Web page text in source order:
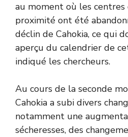
au moment où les centres
proximité ont été
déclin de Cahokia, ce qui
aperçu du calendrier de
indiqué les chercheurs.
Au cours de la seconde
Cahokia a subi divers
notamment une
sécheresses, des